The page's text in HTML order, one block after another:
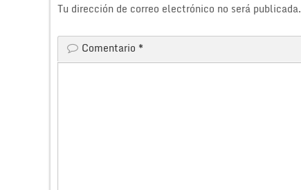
Tu dirección de correo electrónico no será publicada.
Comentario *